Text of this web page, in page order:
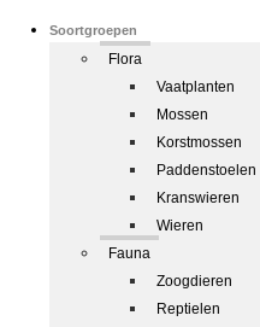
Soortgroepen
Flora
Vaatplanten
Mossen
Korstmossen
Paddenstoelen
Kranswieren
Wieren
Fauna
Zoogdieren
Reptielen